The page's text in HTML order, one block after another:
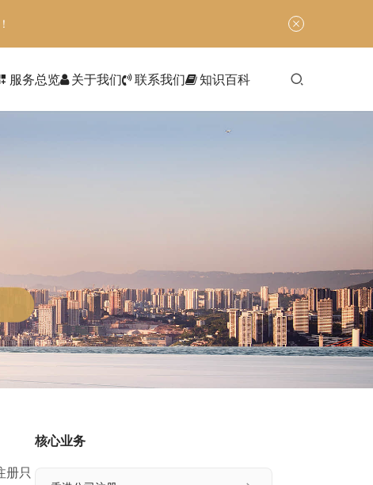
服务总览 关于我们 联系我们 知识百科
册只
核心业务